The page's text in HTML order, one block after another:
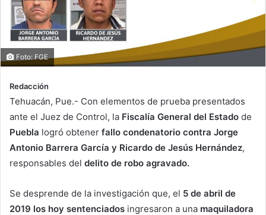
Foto: FGE
Redacción
Tehuacán, Pue.- Con elementos de prueba presentados
ante el Juez de Control, la Fiscalía General del Estado de
Puebla logró obtener fallo condenatorio contra Jorge
Antonio Barrera García y Ricardo de Jesús Hernández,
responsables del delito de robo agravado.
Se desprende de la investigación que, el 5 de abril de
2019 los hoy sentenciados ingresaron a una maquiladora